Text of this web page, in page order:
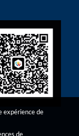
expérience de
de